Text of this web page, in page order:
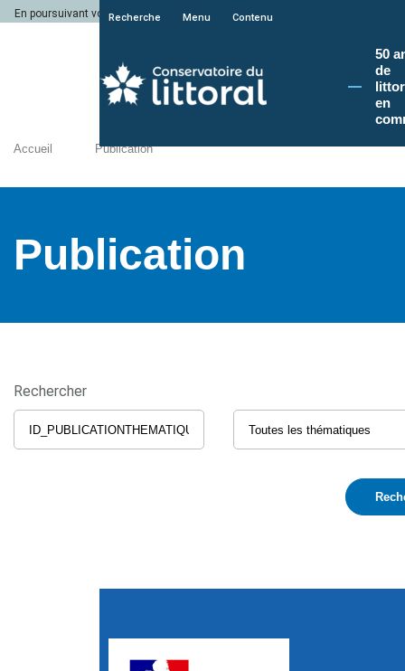
En poursuivant votre navigation sur le site du Conservatoire du littoral, vous
Recherche Menu Contenu
50
de
en
Accueil Publication
Publication
Rechercher